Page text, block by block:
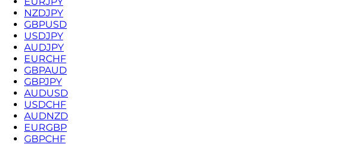
NZDJPY
GBPUSD
USDJPY
AUDJPY
EURCHF
GBPAUD
GBPJPY
AUDUSD
USDCHF
AUDNZD
EURGBP
GBPCHF